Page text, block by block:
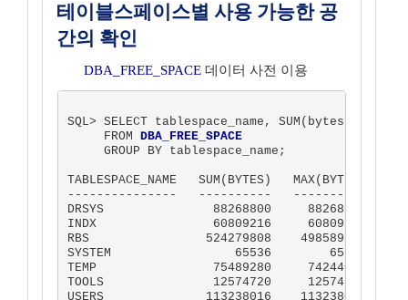
테이블스페이스별 사용 가능한 공
간의 확인
DBA_FREE_SPACE 데이터 사전 이용
SQL> SELECT tablespace_name, SUM(bytes),
     FROM
DBA_FREE_SPACE
     GROUP BY tablespace_name;
TABLESPACE_NAME   SUM(BYTES)   MAX(BYTES)
---------------   ----------   ----------
DRSYS               88268800     88268800
INDX                60809216     60809216
RBS                524279808    498589696
SYSTEM                 65536        65536
TEMP                75489280     74244096
TOOLS               12574720     12574720
USERS              113238016    113238016